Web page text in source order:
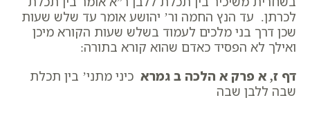
לכרתן. עד הנץ החמה ור’ יהושע אומר עד שלש שעות
שכן דרך בני מלכים לעמוד בשלש שעות הקורא מיכן
ואילך לא הפסיד כאדם שהוא קורא בתורה:
דף ז, א פרק א הלכה ב גמרא כיני מתני’ בין תכלת
שבה ללבן שבה